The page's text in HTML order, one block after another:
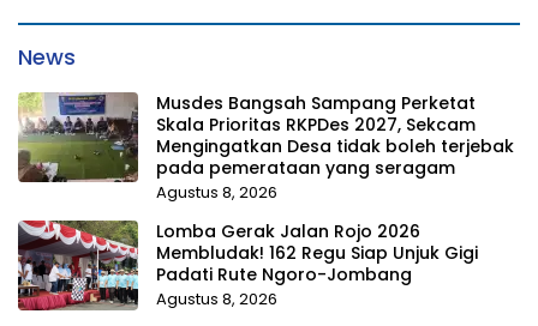
News
Musdes Bangsah Sampang Perketat
Skala Prioritas RKPDes 2027, Sekcam
Mengingatkan Desa tidak boleh terjebak
pada pemerataan yang seragam
Agustus 8, 2026
Lomba Gerak Jalan Rojo 2026
Membludak! 162 Regu Siap Unjuk Gigi
Padati Rute Ngoro-Jombang
Agustus 8, 2026